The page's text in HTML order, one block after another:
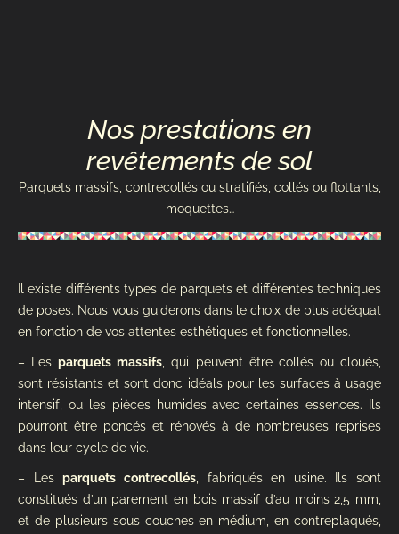
Nos prestations en
revêtements de sol
Parquets massifs, contrecollés ou stratifiés, collés ou flottants,
moquettes…
Il existe différents types de parquets et différentes techniques
de poses. Nous vous guiderons dans le choix de plus adéquat
en fonction de vos attentes esthétiques et fonctionnelles.
– Lesparquets massifs , qui peuvent être collés ou cloués,
sont résistants et sont donc idéals pour les surfaces à usage
intensif, ou les pièces humides avec certaines essences. Ils
pourront être poncés et rénovés à de nombreuses reprises
dans leur cycle de vie.
– Lesparquets contrecollés, fabriqués en usine. Ils sont
constitués d’un parement en bois massif d’au moins 2,5 mm,
et de plusieurs sous-couches en médium, en contreplaqués,